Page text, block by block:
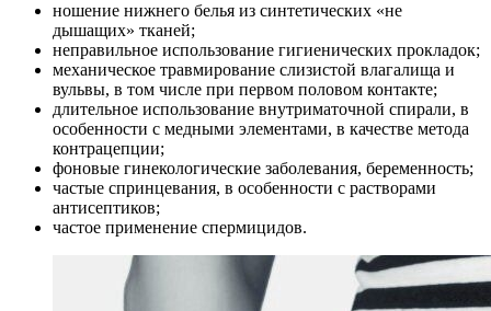
ношение нижнего белья из синтетических «не
дышащих» тканей;
неправильное использование гигиенических прокладок;
механическое травмирование слизистой влагалища и
вульвы, в том числе при первом половом контакте;
длительное использование внутриматочной спирали, в
особенности с медными элементами, в качестве метода
контрацепции;
фоновые гинекологические заболевания, беременность;
частые спринцевания, в особенности с растворами
антисептиков;
частое применение спермицидов.